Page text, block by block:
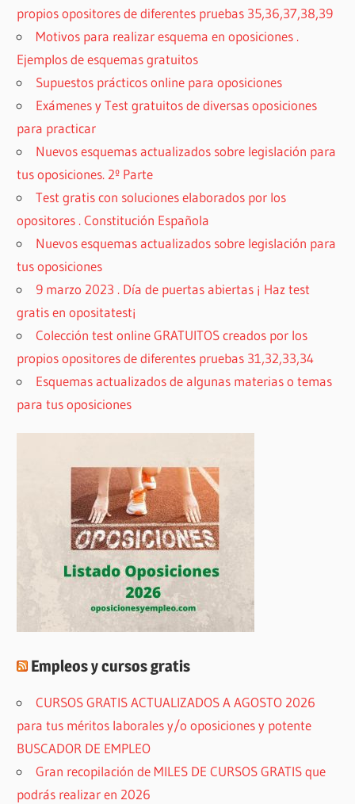
propios opositores de diferentes pruebas 35,36,37,38,39
Motivos para realizar esquema en oposiciones .
Ejemplos de esquemas gratuitos
Supuestos prácticos online para oposiciones
Exámenes y Test gratuitos de diversas oposiciones
para practicar
Nuevos esquemas actualizados sobre legislación para
tus oposiciones. 2º Parte
Test gratis con soluciones elaborados por los
opositores . Constitución Española
Nuevos esquemas actualizados sobre legislación para
tus oposiciones
9 marzo 2023 . Día de puertas abiertas ¡ Haz test
gratis en opositatest¡
Colección test online GRATUITOS creados por los
propios opositores de diferentes pruebas 31,32,33,34
Esquemas actualizados de algunas materias o temas
para tus oposiciones
Empleos y cursos gratis
CURSOS GRATIS ACTUALIZADOS A AGOSTO 2026
para tus méritos laborales y/o oposiciones y potente
BUSCADOR DE EMPLEO
Gran recopilación de MILES DE CURSOS GRATIS que
podrás realizar en 2026